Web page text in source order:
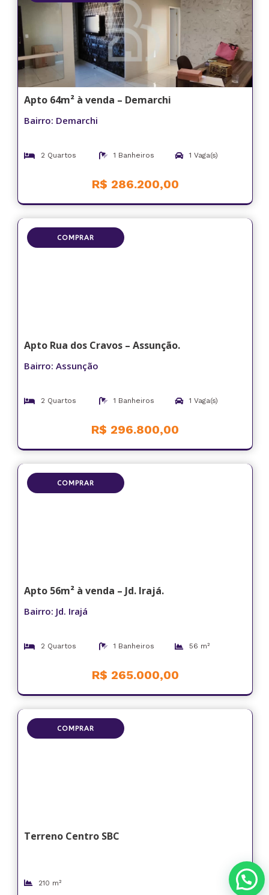
Apto 64m² à venda – Demarchi
Bairro: Demarchi
2 Quartos 1 Banheiros 1 Vaga(s)
R$ 286.200,00
COMPRAR
Apto Rua dos Cravos – Assunção.
Bairro: Assunção
2 Quartos 1 Banheiros 1 Vaga(s)
R$ 296.800,00
COMPRAR
Apto 56m² à venda – Jd. Irajá.
Bairro: Jd. Irajá
2 Quartos 1 Banheiros 56 m²
R$ 265.000,00
COMPRAR
Terreno Centro SBC
210 m²